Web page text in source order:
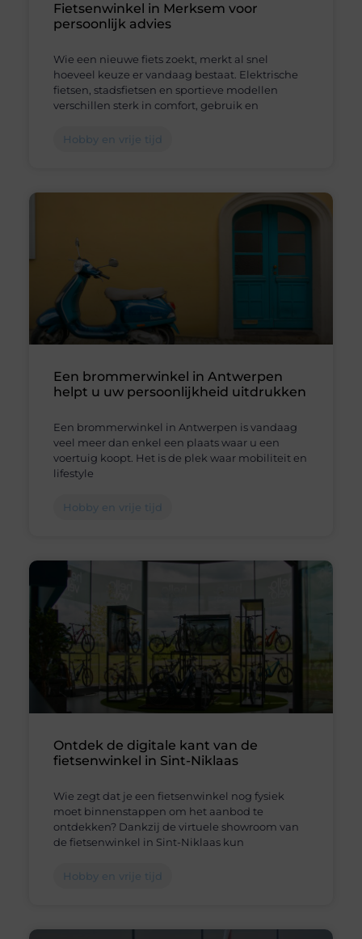
Fietsenwinkel in Merksem voor
persoonlijk advies
Wie een nieuwe fiets zoekt, merkt al snel
hoeveel keuze er vandaag bestaat. Elektrische
fietsen, stadsfietsen en sportieve modellen
verschillen sterk in comfort, gebruik en
Hobby en vrije tijd
Een brommerwinkel in Antwerpen
helpt u uw persoonlijkheid uitdrukken
Een brommerwinkel in Antwerpen is vandaag
veel meer dan enkel een plaats waar u een
voertuig koopt. Het is de plek waar mobiliteit en
lifestyle
Hobby en vrije tijd
Ontdek de digitale kant van de
fietsenwinkel in Sint-Niklaas
Wie zegt dat je een fietsenwinkel nog fysiek
moet binnenstappen om het aanbod te
ontdekken? Dankzij de virtuele showroom van
de fietsenwinkel in Sint-Niklaas kun
Hobby en vrije tijd